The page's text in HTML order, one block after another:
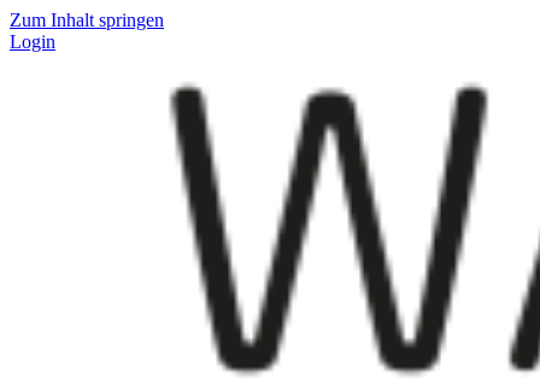
Zum Inhalt springen
Login